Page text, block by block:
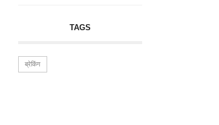
TAGS
ब्रेकिंग